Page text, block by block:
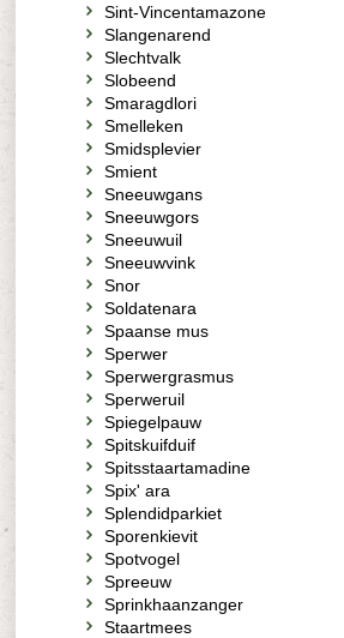
Sint-Vincentamazone
Slangenarend
Slechtvalk
Slobeend
Smaragdlori
Smelleken
Smidsplevier
Smient
Sneeuwgans
Sneeuwgors
Sneeuwuil
Sneeuwvink
Snor
Soldatenara
Spaanse mus
Sperwer
Sperwergrasmus
Sperweruil
Spiegelpauw
Spitskuifduif
Spitsstaartamadine
Spix' ara
Splendidparkiet
Sporenkievit
Spotvogel
Spreeuw
Sprinkhaanzanger
Staartmees